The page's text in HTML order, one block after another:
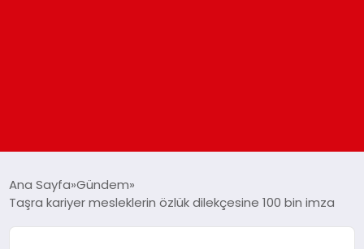
Ana Sayfa Gündem
Taşra kariyer mesleklerin özlük dilekçesine 100 bin imza